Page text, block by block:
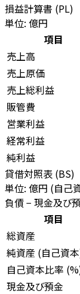
損益計算書 (PL)
単位: 億円
項目
売上高
売上原価
売上総利益
販管費
営業利益
経常利益
純利益
貸借対照表 (BS)
単位: 億円 (自己
負債 − 現金及び預
項目
総資産
純資産 (自己資
自己資本比率
現金及び預金